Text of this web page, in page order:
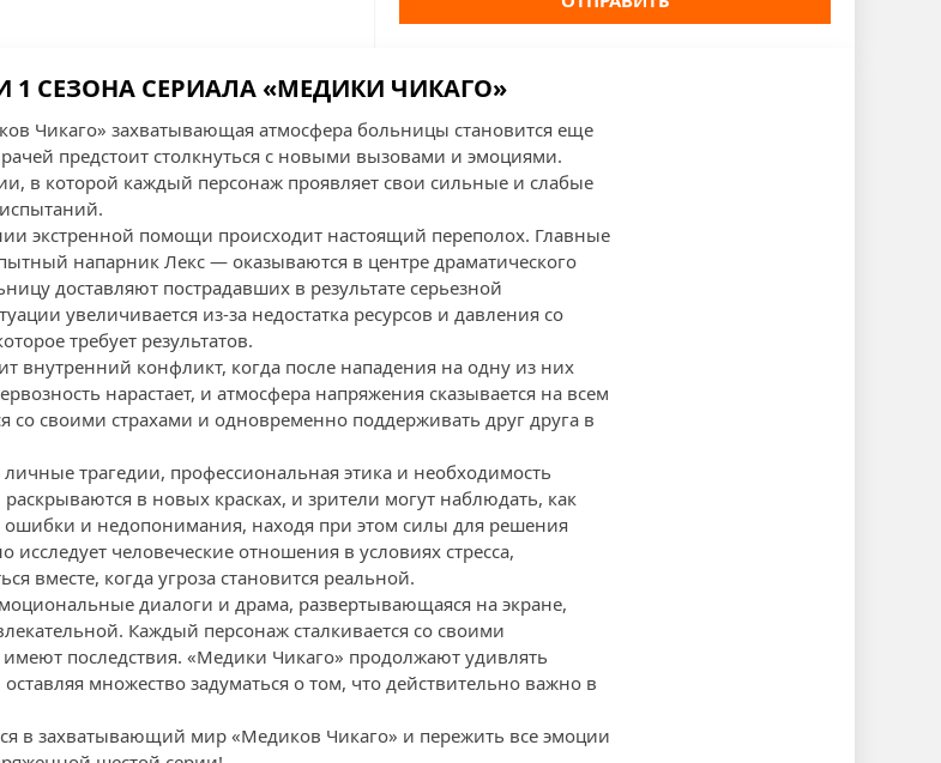
1 СЕЗОНА СЕРИАЛА «МЕДИКИ ЧИКАГО»
Чикаго» захватывающая атмосфера больницы становится еще
предстоит столкнуться с новыми вызовами и эмоциями.
в которой каждый персонаж проявляет свои сильные и слабые
экстренной помощи происходит настоящий переполох. Главные
напарник Лекс — оказываются в центре драматического
доставляют пострадавших в результате серьезной
увеличивается из-за недостатка ресурсов и давления со
требует результатов.
внутренний конфликт, когда после нападения на одну из них
нарастает, и атмосфера напряжения сказывается на всем
со своими страхами и одновременно поддерживать друг друга в
трагедии, профессиональная этика и необходимость
в новых красках, и зрители могут наблюдать, как
ошибки и недопонимания, находя при этом силы для решения
человеческие отношения в условиях стресса,
вместе, когда угроза становится реальной.
диалоги и драма, развертывающаяся на экране,
Каждый персонаж сталкивается со своими
последствия. «Медики Чикаго» продолжают удивлять
множество задуматься о том, что действительно важно в
в захватывающий мир «Медиков Чикаго» и пережить все эмоции